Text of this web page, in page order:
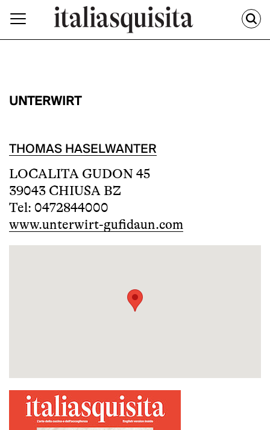
UNTERWIRT
THOMAS HASELWANTER
LOCALITA GUDON 45
39043 CHIUSA BZ
Tel: 0472844000
www.unterwirt-gufidaun.com